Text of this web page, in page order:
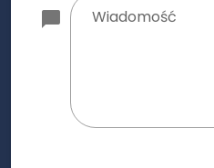
Wiadomość